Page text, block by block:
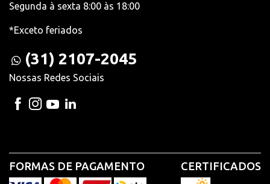
Segunda à sexta 8:00 às 18:00
*Exceto feriados
(31) 2107-2045
Nossas Redes Sociais
FORMAS DE PAGAMENTO CERTIFICADOS